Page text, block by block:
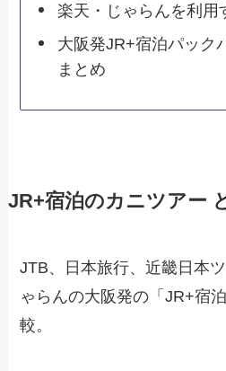
楽天・じゃらんを利用
大阪発JR+宿泊パック
まとめ
JR+宿泊のカニツアー
JTB、日本旅行、近畿日本
ゃらんの大阪発の「JR+宿
較。